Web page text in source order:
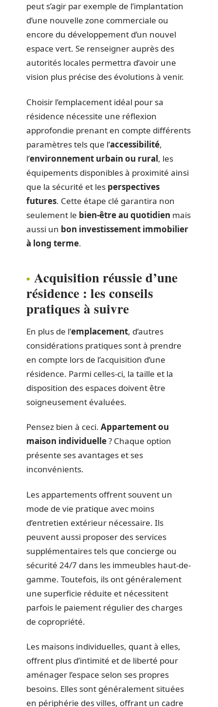
peut s’agir par exemple de l’implantation
d’une nouvelle zone commerciale ou
encore du développement d’un nouvel
espace vert. Se renseigner auprès des
autorités locales permettra d’avoir une
vision plus précise des évolutions à venir.
Choisir l’emplacement idéal pour sa
résidence nécessite une réflexion
approfondie prenant en compte différents
paramètres tels que l’accessibilité,
l’environnement urbain ou rural, les
équipements disponibles à proximité ainsi
que la sécurité et les perspectives
futures. Cette étape clé garantira non
seulement le bien-être au quotidien mais
aussi un bon investissement immobilier
à long terme.
Acquisition réussie d’une
résidence : les conseils
pratiques à suivre
En plus de l’emplacement, d’autres
considérations pratiques sont à prendre
en compte lors de l’acquisition d’une
résidence. Parmi celles-ci, la taille et la
disposition des espaces doivent être
soigneusement évaluées.
Pensez bien à ceci. Appartement ou
maison individuelle? Chaque option
présente ses avantages et ses
inconvénients.
Les appartements offrent souvent un
mode de vie pratique avec moins
d’entretien extérieur nécessaire. Ils
peuvent aussi proposer des services
supplémentaires tels que concierge ou
sécurité 24/7 dans les immeubles haut-de-
gamme. Toutefois, ils ont généralement
une superficie réduite et nécessitent
parfois le paiement régulier des charges
de copropriété.
Les maisons individuelles, quant à elles,
offrent plus d’intimité et de liberté pour
aménager l’espace selon ses propres
besoins. Elles sont généralement situées
en périphérie des villes, offrant un cadre